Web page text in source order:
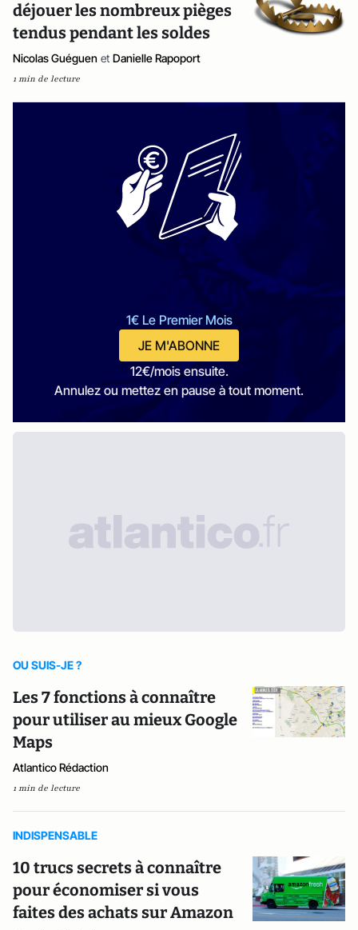
déjouer les nombreux pièges
tendus pendant les soldes
Nicolas Guéguen et Danielle Rapoport
1 min de lecture
1€ Le Premier Mois
JE M'ABONNE
12€/mois ensuite.
Annulez ou mettez en pause à tout moment.
OU SUIS-JE ?
Les 7 fonctions à connaître
pour utiliser au mieux Google
Maps
Atlantico Rédaction
1 min de lecture
INDISPENSABLE
10 trucs secrets à connaître
pour économiser si vous
faites des achats sur Amazon